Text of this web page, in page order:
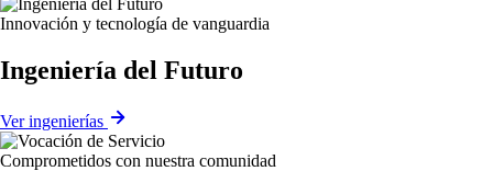
Innovación y tecnología de vanguardia
Ingeniería del Futuro
Ver ingenierías
Comprometidos con nuestra comunidad